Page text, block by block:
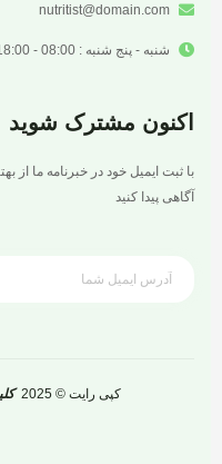
nutritist@domain.com
شنبه - پنج شنبه : 08:00 - 18:00
اکنون مشترک شوید
با ثبت ایمیل خود در خبرنامه ما از
آگاهی پیدا کنید
کپی رایت © 2025